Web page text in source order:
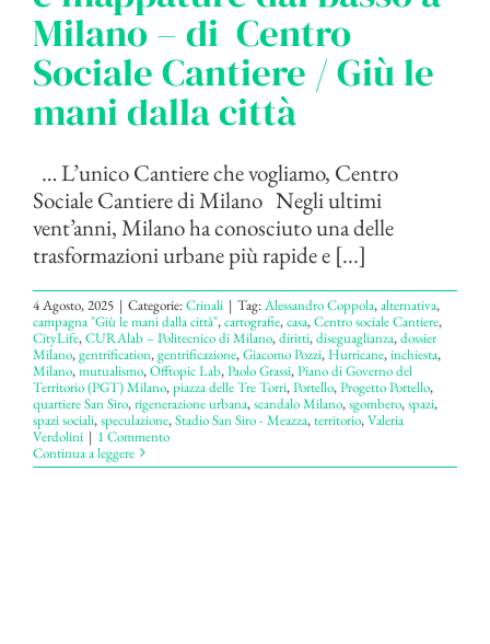
Milano – di Centro
Sociale Cantiere / Giù le
mani dalla città
… L’unico Cantiere che vogliamo, Centro
Sociale Cantiere di Milano Negli ultimi
vent’anni, Milano ha conosciuto una delle
trasformazioni urbane più rapide e [...]
4 Agosto, 2025 | Categorie:Crinali | Tag:Alessandro Coppola,alternativa,
campagna "Giù le mani dalla città",cartografie,casa,Centro sociale Cantiere,
CityLife,CURAlab – Politecnico di Milano,diritti,diseguaglianza,dossier
Milano,gentrification,gentrificazione,Giacomo Pozzi,Hurricane,inchiesta,
Milano,mutualismo,Offtopic Lab,Paolo Grassi,Piano di Governo del
Territorio (PGT) Milano,piazza delle Tre Torri,Portello,Progetto Portello,
quartiere San Siro,rigenerazione urbana,scandalo Milano,sgombero,spazi,
spazi sociali,speculazione,Stadio San Siro - Meazza,territorio,Valeria
Verdolini | 1 Commento
Continua a leggere